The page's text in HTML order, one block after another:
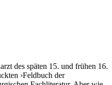
des späten 15. und frühen 16.
›Feldbuch der